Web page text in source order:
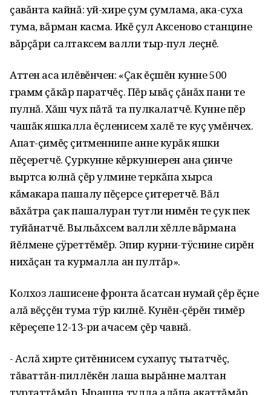
çавăнта кайнă: уй-хире çум çумлама, ака-суха
тума, вăрман касма. Икĕ çул Аксеново станцине
вăрçăри салтаксем валли тыр-пул леçнĕ.
Аттен аса илĕвĕнчен: «Çак ĕçшĕн кунне 500
грамм çăкăр паратчĕç. Пĕр ывăç çăнăх пани те
пулнă. Хăш чух пăтă та пулкалатчĕ. Кунне пĕр
чашăк яшкалла ĕçленисем халĕ те куç умĕнчех.
Апат-çимĕç çитменнипе анне курăк яшки
пĕçеретчĕ. Çуркунне кĕркуннерен ана çинче
выртса юлнă çĕр улмине теркăпа хырса
кăмакара пашалу пĕçерсе çитеретчĕ. Вăл
вăхăтра çак пашалуран тутли нимĕн те çук пек
туйăнатчĕ. Выльăхсем валли хĕлле вăрмана
йĕлмене çÿреттĕмĕр. Эпир курни-тÿснине сирĕн
нихăçан та курмалла ан пултăр».
Колхоз лашисене фронта ăсатсан нумай çĕр ĕçне
алă вĕççĕн тума тÿр килнĕ. Кунĕн-çĕрĕн тимĕр
кĕреçепе 12-13-ри ачасем çĕр чавнă.
- Аслă хирте çитĕннисем сухапуç тытатчĕç,
тăваттăн-пиллĕкĕн лаша вырăнне малтан